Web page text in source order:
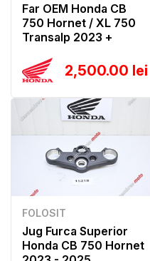
Far OEM Honda CB
750 Hornet / XL 750
Transalp 2023 +
2,500.00 lei
FOLOSIT
Jug Furca Superior
Honda CB 750 Hornet